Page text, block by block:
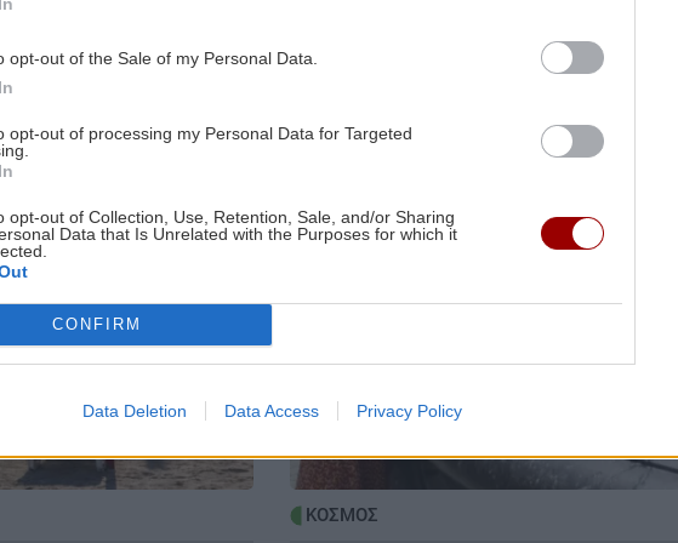
opt-out of the Sale of my Personal Data.
opt-out of processing my Personal Data for Targeted
opt-out of Collection, Use, Retention, Sale, and/or Sharing
Data that Is Unrelated with the Purposes for which it
CONFIRM
Data Deletion Data Access Privacy Policy
Ορμούζ: Η κίνηση των πλοίων
αποτελεσμάτων των συνομιλιών Ιράν-
15:09
ΟΙΚΟΝΟΜΙΑ
κινδυνεύουν με αποκλεισμό - Οι
κυρώσεις για ανακριβή στοιχεία ΟΣΔΕ
15:07
ΚΡΗΤΗ
57 άτομα εντοπίστηκαν στα
Καπετανιανά
ΚΟΣΜΟΣ